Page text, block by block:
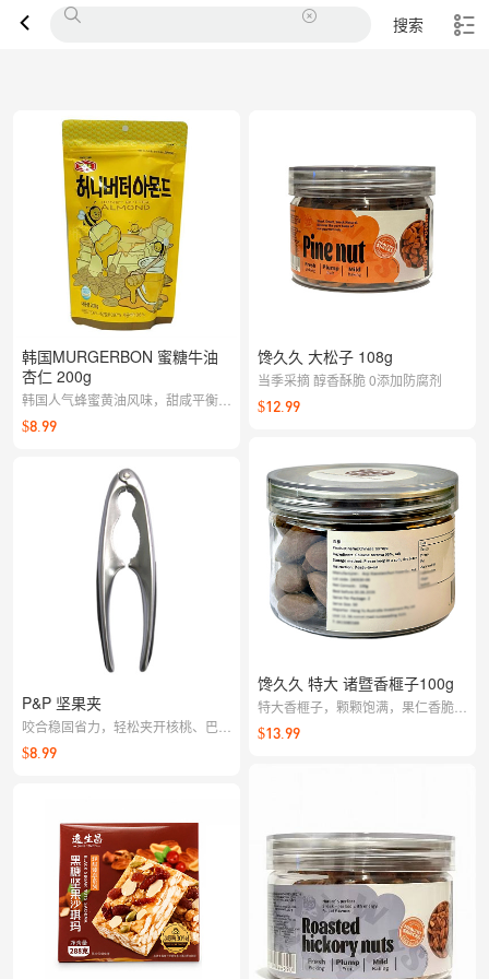
搜索
韩国MURGERBON 蜜糖牛油
杏仁 200g
韩国人气蜂蜜黄油风味，甜咸平衡超
上头，颗颗香脆饱满，追剧办公越嗑
越香。
$8.99
P&P 坚果夹
咬合稳固省力，轻松夹开核桃、巴旦
木等硬壳坚果。握持舒适不滑手，是
居家休闲零食的好搭档。
$8.99
馋久久 大松子 108g
当季采摘 醇香酥脆 0添加防腐剂
$12.99
馋久久 特大 诸暨香榧子100g
特大香榧子，颗颗饱满，果仁香脆浓
郁
$13.99